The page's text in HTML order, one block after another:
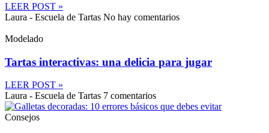
LEER POST »
Laura - Escuela de Tartas No hay comentarios
Modelado
Tartas interactivas: una delicia para jugar
LEER POST »
Laura - Escuela de Tartas 7 comentarios
Consejos